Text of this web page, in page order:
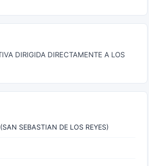
DIRIGIDA DIRECTAMENTE A LOS
SEBASTIAN DE LOS REYES)